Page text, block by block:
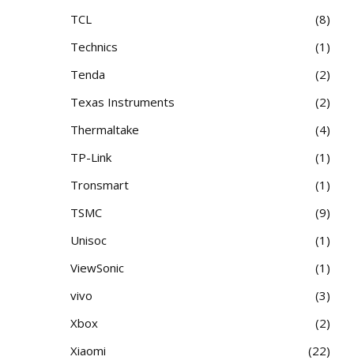
TCL
8
Technics
1
Tenda
2
Texas Instruments
2
Thermaltake
4
TP-Link
1
Tronsmart
1
TSMC
9
Unisoc
1
ViewSonic
1
vivo
3
Xbox
2
Xiaomi
22